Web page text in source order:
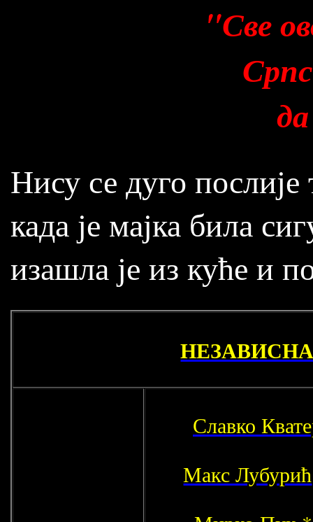
"Све
Нису се дуго
када је мајка била
изашла је из куће и
НЕЗАВИСНА
Славко
Макс Лубурић